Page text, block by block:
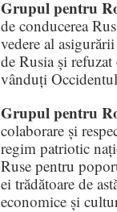
Grupul pentru
de conducerea
vedere al
de Rusia și
vânduți
Grupul pentru
colaborare și
regim patriotic
Ruse pentru
ei trădătoare de
economice și